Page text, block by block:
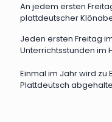
An jedem ersten
plattdeutscher
Jeden ersten Freitag
Unterrichtsstunden im
Einmal im Jahr wird zu
Plattdeutsch